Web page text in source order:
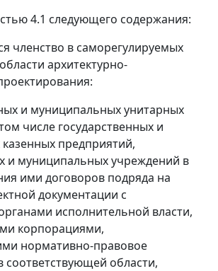
4.1 следующего содержания:
членство в саморегулируемых
архитектурно-
и муниципальных унитарных
числе государственных и
предприятий,
и муниципальных учреждений в
ими договоров подряда на
документации с
исполнительной власти,
корпорациями,
нормативно-правовое
соответствующей области,